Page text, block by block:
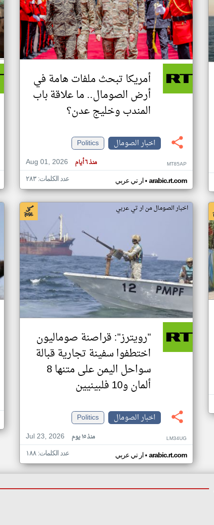
أمريكا تبحث ملفات هامة في
أرض الصومال.. ما علاقة باب
المندب وخليج عدن؟
اخبار الصومال
Politics
Aug 01, 2026
منذ ٦ أيام MT85AP
ار تي عربي• arabic.rt.com عدد الكلمات: ٢٨٣
اخبار الصومال من ار تي عربي
"رويترز": قراصنة صوماليون
اختطفوا سفينة تجارية قبالة
سواحل اليمن على متنها 8
ألمان و10 فلبينيين
اخبار الصومال
Politics
Jul 23, 2026
منذ ١٥ يوم LM34UG
ار تي عربي• arabic.rt.com عدد الكلمات: ١٨٨